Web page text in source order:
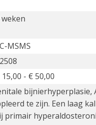
weken
MSMS
15,00 - € 50,00
bijnierhyperplasie,
te zijn. Een laag
primair